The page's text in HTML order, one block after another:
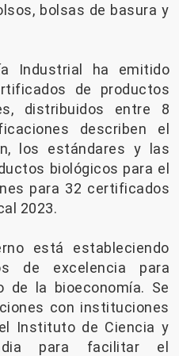
bolsas de basura y
Industrial ha emitido
de productos
distribuidos entre 8
describen el
los estándares y las
biológicos para el
para 32 certificados
2023.
está estableciendo
de excelencia para
de la bioeconomía. Se
con instituciones
Instituto de Ciencia y
para facilitar el